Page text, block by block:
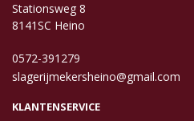
Stationsweg 8
8141SC Heino
0572-391279
slagerijmekersheino@gmail.com
KLANTENSERVICE